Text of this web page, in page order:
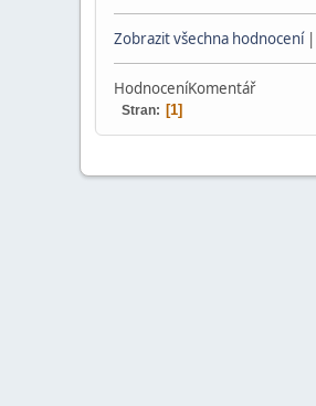
Zobrazit všechna hodnocení|
HodnoceníKomentář
Stran 1